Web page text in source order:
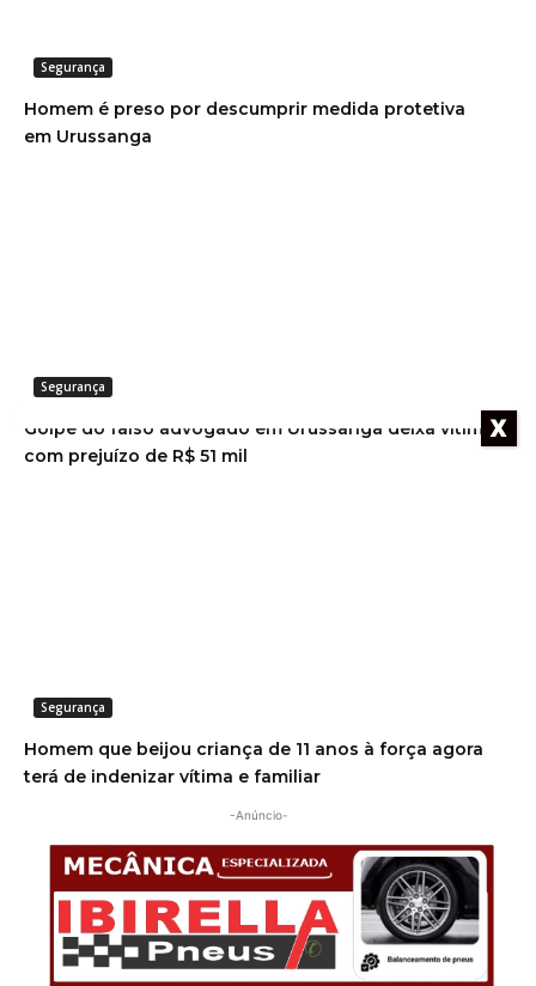
Segurança
Homem é preso por descumprir medida protetiva
em Urussanga
Segurança
Golpe do falso advogado em Urussanga deixa vítima
com prejuízo de R$ 51 mil
Segurança
Homem que beijou criança de 11 anos à força agora
terá de indenizar vítima e familiar
-Anúncio-
X